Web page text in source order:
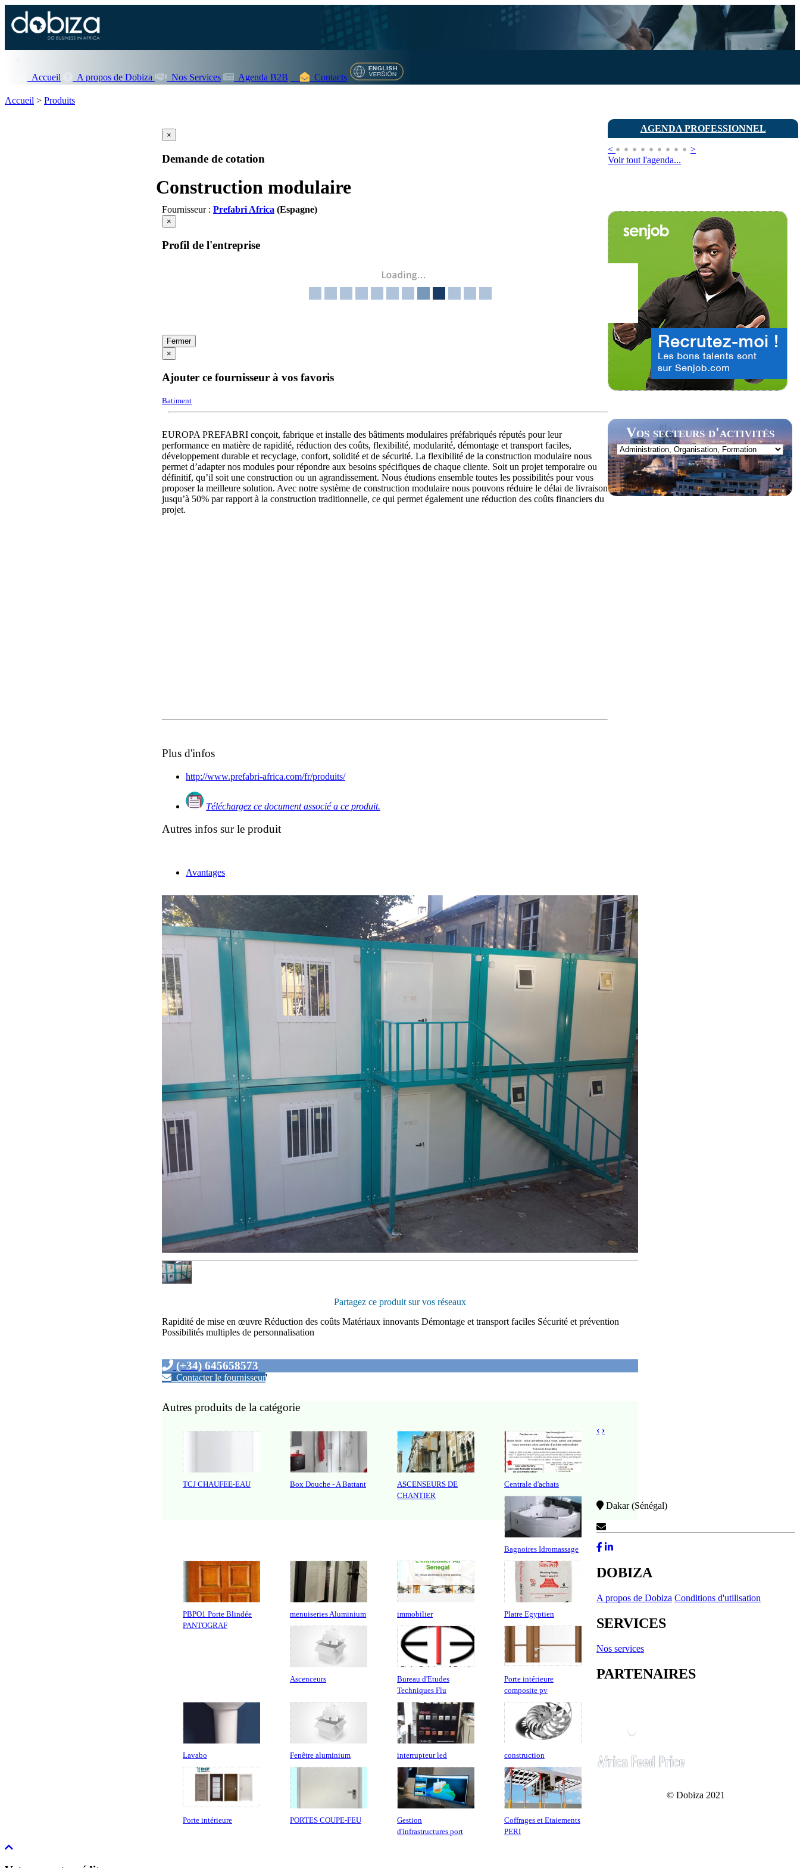
Accueil A propos de Dobiza Nos Services Agenda B2B Contacts
AGENDA PROFESSIONNEL
<
>
Voir tout l'agenda...
Vos secteurs d'activités
Accueil > Produits
×
Demande de cotation
Construction modulaire
Fournisseur : Prefabri Africa (Espagne)
×
Profil de l'entreprise
Fermer
×
Ajouter ce fournisseur à vos favoris
Batiment
Partagez ce produit sur vos réseaux
EUROPA PREFABRI conçoit, fabrique et installe des bâtiments modulaires préfabriqués réputés pour leur
performance en matière de rapidité, réduction des coûts, flexibilité, modularité, démontage et transport faciles,
développement durable et recyclage, confort, solidité et de sécurité. La flexibilité de la construction modulaire nous
permet d’adapter nos modules pour répondre aux besoins spécifiques de chaque cliente. Soit un projet temporaire ou
définitif, qu’il soit une construction ou un agrandissement. Nous étudions ensemble toutes les possibilités pour vous
proposer la meilleure solution. Avec notre système de construction modulaire nous pouvons réduire le délai de livraison
jusqu’à 50% par rapport à la construction traditionnelle, ce qui permet également une réduction des coûts financiers du
projet.
Plus d'infos
http://www.prefabri-africa.com/fr/produits/
Téléchargez ce document associé a ce produit.
Autres infos sur le produit
Avantages
Rapidité de mise en œuvre Réduction des coûts Matériaux innovants Démontage et transport faciles Sécurité et prévention
Possibilités multiples de personnalisation
(+34) 645658573
Contacter le fournisseur'
Autres produits de la catégorie
TCJ CHAUFEE-EAU Box Douche - A Battant
ASCENSEURS DE
CHANTIER
Centrale d'achats
Bagnoires Idromassage
PBPO1 Porte Blindée
PANTOGRAF
menuiseries Aluminium immobilier Platre Egyptien
Ascenceurs
Bureau d'Etudes
Techniques Flu
Porte intérieure
composite pv
Lavabo Fenêtre aluminium interrupteur led construction
Porte intérieure PORTES COUPE-FEU
Gestion
d'infrastructures port
Coffrages et Etaiements
PERI
‹ ›
Dakar (Sénégal)
DOBIZA
A propos de Dobiza Conditions d'utilisation
SERVICES
Nos services
PARTENAIRES
© Dobiza 2021